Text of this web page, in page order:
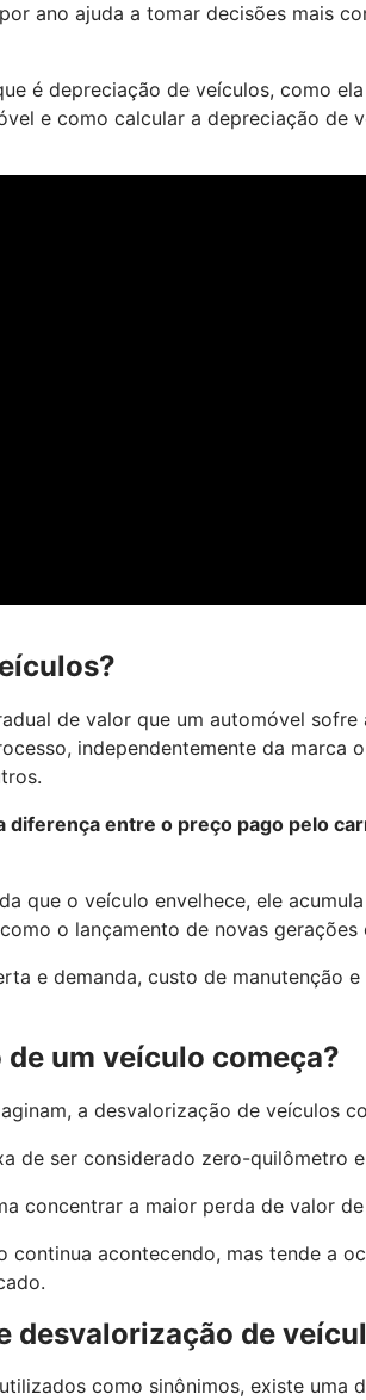
ano ajuda a tomar decisões mais
é depreciação de veículos, como
e como calcular a depreciação de
de valor que um automóvel
independentemente da marca
diferença entre o preço pago pelo
que o veículo envelhece, ele
o lançamento de novas gerações
e demanda, custo de manutenção
um veículo começa?
a desvalorização de veículos
de ser considerado zero-quilômetro
concentrar a maior perda de valor
continua acontecendo, mas tende a
desvalorização de
como sinônimos, existe